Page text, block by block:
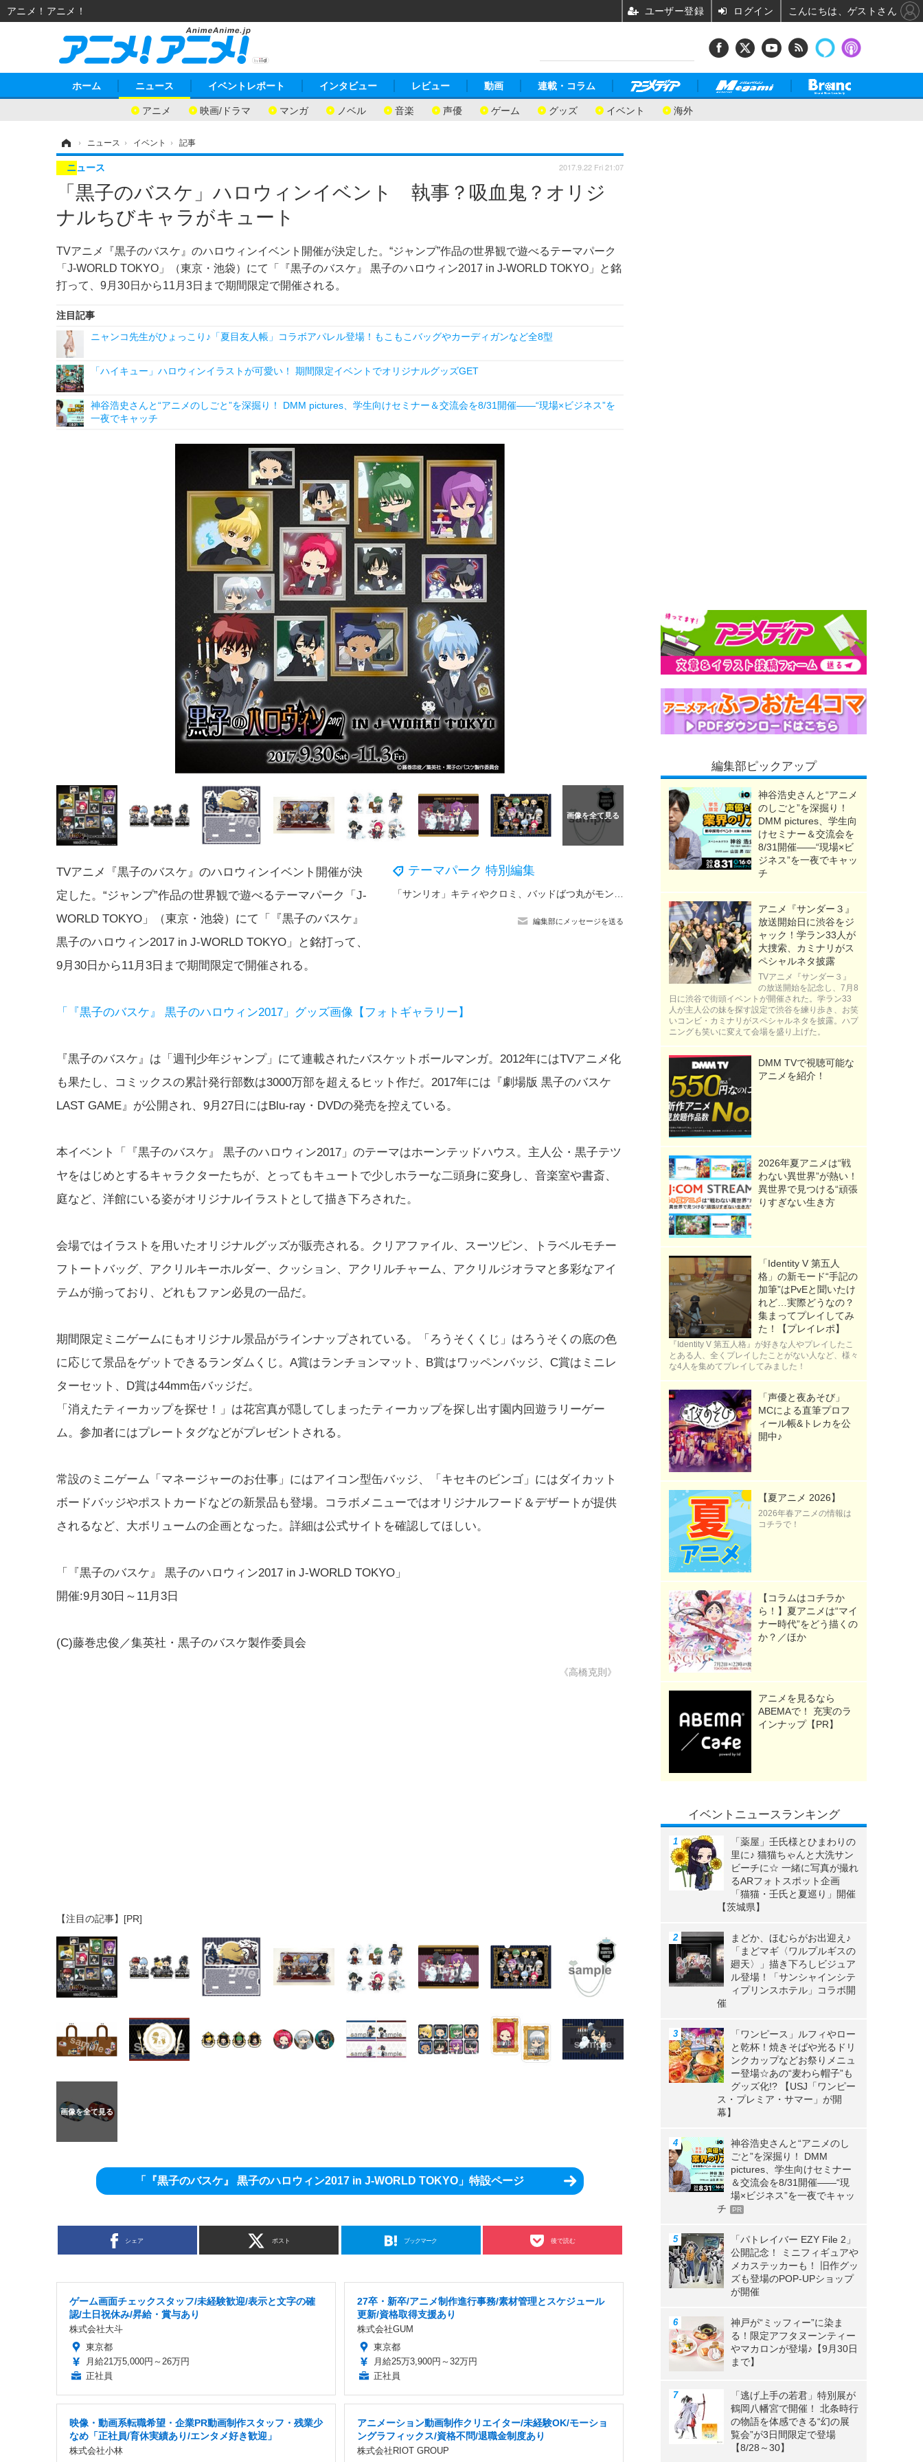
ホーム ニュース
アニメ 映画/ドラマ マンガ ノベル 音楽 声優 ゲーム グッズ イベント 海外
イベントレポート インタビュー レビュー 動画 連載・コラム
› ニュース › イベント › 記事
「黒子のバスケ」ハロウィンイベント 執事？吸血鬼？オリジ
ナルちびキャラがキュート
TVアニメ『黒子のバスケ』のハロウィンイベント開催が決定した。“ジャンプ”作品の世界観で遊べるテーマパーク
「J-WORLD TOKYO」（東京・池袋）にて「『黒子のバスケ』 黒子のハロウィン2017 in J-WORLD TOKYO」と銘
打って、9月30日から11月3日まで期間限定で開催される。
ニュース 2017.9.22 Fri 21:07
注目記事
ニャンコ先生がひょっこり♪「夏目友人帳」コラボアパレル登場！もこもこバッグやカーディガンなど全8型
「ハイキュー」ハロウィンイラストが可愛い！ 期間限定イベントでオリジナルグッズGET
神谷浩史さんと“アニメのしごと”を深掘り！ DMM pictures、学生向けセミナー＆交流会を8/31開催――“現場×ビジネス”を
一夜でキャッチ
テーマパーク 特別編集
編集部にメッセージを送る
TVアニメ『黒子のバスケ』のハロウィンイベント開催が決
定した。“ジャンプ”作品の世界観で遊べるテーマパーク「J-
WORLD TOKYO」（東京・池袋）にて「『黒子のバスケ』
黒子のハロウィン2017 in J-WORLD TOKYO」と銘打って、
9月30日から11月3日まで期間限定で開催される。
「『黒子のバスケ』 黒子のハロウィン2017」グッズ画像【フォトギャラリー】
『黒子のバスケ』は「週刊少年ジャンプ」にて連載されたバスケットボールマンガ。2012年にはTVアニメ化
も果たし、コミックスの累計発行部数は3000万部を超えるヒット作だ。2017年には『劇場版 黒子のバスケ
LAST GAME』が公開され、9月27日にはBlu-ray・DVDの発売を控えている。
本イベント「『黒子のバスケ』 黒子のハロウィン2017」のテーマはホーンテッドハウス。主人公・黒子テツ
ヤをはじめとするキャラクターたちが、とってもキュートで少しホラーな二頭身に変身し、音楽室や書斎、
庭など、洋館にいる姿がオリジナルイラストとして描き下ろされた。
会場ではイラストを用いたオリジナルグッズが販売される。クリアファイル、スーツピン、トラベルモチー
フトートバッグ、アクリルキーホルダー、クッション、アクリルチャーム、アクリルジオラマと多彩なアイ
テムが揃っており、どれもファン必見の一品だ。
期間限定ミニゲームにもオリジナル景品がラインナップされている。「ろうそくくじ」はろうそくの底の色
に応じて景品をゲットできるランダムくじ。A賞はランチョンマット、B賞はワッペンバッジ、C賞はミニレ
ターセット、D賞は44mm缶バッジだ。
「消えたティーカップを探せ！」は花宮真が隠してしまったティーカップを探し出す園内回遊ラリーゲー
ム。参加者にはプレートタグなどがプレゼントされる。
常設のミニゲーム「マネージャーのお仕事」にはアイコン型缶バッジ、「キセキのビンゴ」にはダイカット
ボードバッジやポストカードなどの新景品も登場。コラボメニューではオリジナルフード＆デザートが提供
されるなど、大ボリュームの企画となった。詳細は公式サイトを確認してほしい。
「『黒子のバスケ』 黒子のハロウィン2017 in J-WORLD TOKYO」
開催:9月30日～11月3日
(C)藤巻忠俊／集英社・黒子のバスケ製作委員会
《高橋克則》
【注目の記事】[PR]
「『黒子のバスケ』 黒子のハロウィン2017 in J-WORLD TOKYO」特設ページ
シェア ポスト ブックマーク 後で読む
ゲーム画面チェックスタッフ/未経験歓迎/表示と文字の確
認/土日祝休み/昇給・賞与あり
株式会社大斗
東京都
月給21万5,000円～26万円
正社員
27卒・新卒/アニメ制作進行事務/素材管理とスケジュール
更新/資格取得支援あり
株式会社GUM
東京都
月給25万3,900円～32万円
正社員
映像・動画系転職希望・企業PR動画制作スタッフ・残業少
なめ「正社員/育休実績あり/エンタメ好き歓迎」
株式会社小林
アニメーション動画制作クリエイター/未経験OK/モーショ
ングラフィックス/資格不問/退職金制度あり
株式会社RIOT GROUP
編集部ピックアップ
神谷浩史さんと“アニメ
のしごと”を深掘り！
DMM pictures、学生向
けセミナー＆交流会を
8/31開催――“現場×ビ
ジネス”を一夜でキャッ
チ
アニメ『サンダー３』
放送開始日に渋谷をジ
ャック！学ラン33人が
大捜索、カミナリがス
ペシャルネタ披露
TVアニメ『サンダー３』
の放送開始を記念し、7月8
日に渋谷で街頭イベントが開催された。学ラン33
人が主人公の妹を探す設定で渋谷を練り歩き、お笑
いコンビ・カミナリがスペシャルネタを披露。ハプ
ニングも笑いに変えて会場を盛り上げた。
DMM TVで視聴可能な
アニメを紹介！
2026年夏アニメは“戦
わない異世界”が熱い！
異世界で見つける“頑張
りすぎない生き方
「Identity V 第五人
格」の新モード“手記の
加筆”はPvEと聞いたけ
れど…実際どうなの？
集まってプレイしてみ
た！【プレイレポ】
『Identity V 第五人格』が好きな人やプレイしたこ
とある人、全くプレイしたことがない人など、様々
な4人を集めてプレイしてみました！
「声優と夜あそび」
MCによる直筆プロフ
ィール帳&トレカを公
開中♪
【夏アニメ 2026】
2026年春アニメの情報は
コチラで！
【コラムはコチラか
ら！】夏アニメは“マイ
ナー時代”をどう描くの
か？／ほか
アニメを見るなら
ABEMAで！ 充実のラ
インナップ【PR】
イベントニュースランキング
「薬屋」壬氏様とひまわりの
里に♪ 猫猫ちゃんと大洗サン
ビーチに☆ 一緒に写真が撮れ
るARフォトスポット企画
「猫猫・壬氏と夏巡り」開催
【茨城県】
まどか、ほむらがお出迎え♪
「まどマギ〈ワルプルギスの
廻天〉」描き下ろしビジュア
ル登場！「サンシャインシテ
ィプリンスホテル」コラボ開
催
「ワンピース」ルフィやロー
と乾杯！焼きそばや光るドリ
ンクカップなどお祭りメニュ
ー登場☆あの“麦わら帽子”も
グッズ化!? 【USJ「ワンピー
ス・プレミア・サマー」が開
幕】
神谷浩史さんと“アニメのし
ごと”を深掘り！ DMM
pictures、学生向けセミナー
＆交流会を8/31開催――“現
場×ビジネス”を一夜でキャッ
チ
PR
「パトレイバー EZY File 2」
公開記念！ ミニフィギュアや
メカステッカーも！ 旧作グッ
ズも登場のPOP-UPショップ
が開催
神戸が“ミッフィー”に染ま
る！限定アフタヌーンティー
やマカロンが登場♪【9月30日
まで】
「逃げ上手の若君」特別展が
鶴岡八幡宮で開催！ 北条時行
の物語を体感できる“幻の展
覧会”が3日間限定で登場
【8/28～30】
アニメ！アニメ！ ユーザー登録 ログイン こんにちは、ゲストさん